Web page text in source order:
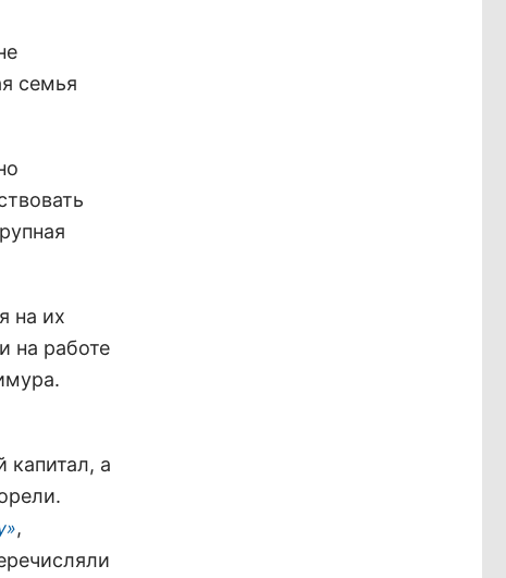
семья
на их
на работе
а
,